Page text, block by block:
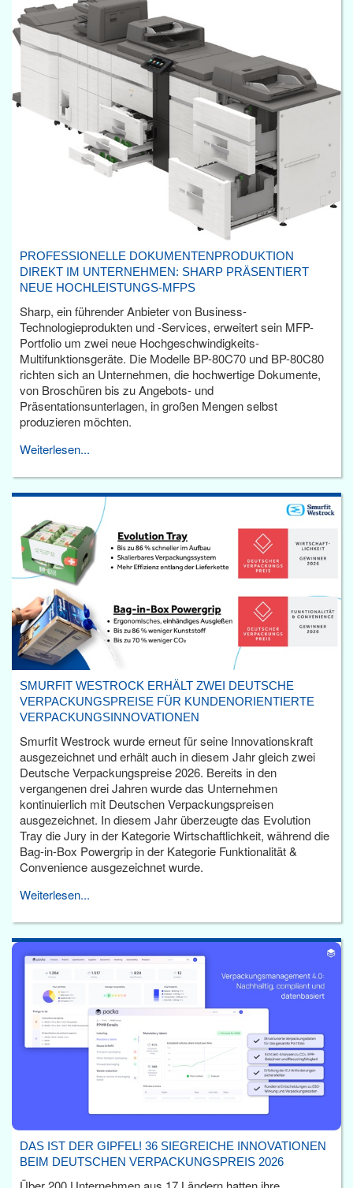
PROFESSIONELLE DOKUMENTENPRODUKTION
DIREKT IM UNTERNEHMEN: SHARP PRÄSENTIERT
NEUE HOCHLEISTUNGS-MFPS
Sharp, ein führender Anbieter von Business-
Technologieprodukten und -Services, erweitert sein MFP-
Portfolio um zwei neue Hochgeschwindigkeits-
Multifunktionsgeräte. Die Modelle BP-80C70 und BP-80C80
richten sich an Unternehmen, die hochwertige Dokumente,
von Broschüren bis zu Angebots- und
Präsentationsunterlagen, in großen Mengen selbst
produzieren möchten.
Weiterlesen...
SMURFIT WESTROCK ERHÄLT ZWEI DEUTSCHE
VERPACKUNGSPREISE FÜR KUNDENORIENTIERTE
VERPACKUNGSINNOVATIONEN
Smurfit Westrock wurde erneut für seine Innovationskraft
ausgezeichnet und erhält auch in diesem Jahr gleich zwei
Deutsche Verpackungspreise 2026. Bereits in den
vergangenen drei Jahren wurde das Unternehmen
kontinuierlich mit Deutschen Verpackungspreisen
ausgezeichnet. In diesem Jahr überzeugte das Evolution
Tray die Jury in der Kategorie Wirtschaftlichkeit, während die
Bag-in-Box Powergrip in der Kategorie Funktionalität &
Convenience ausgezeichnet wurde.
Weiterlesen...
DAS IST DER GIPFEL! 36 SIEGREICHE INNOVATIONEN
BEIM DEUTSCHEN VERPACKUNGSPREIS 2026